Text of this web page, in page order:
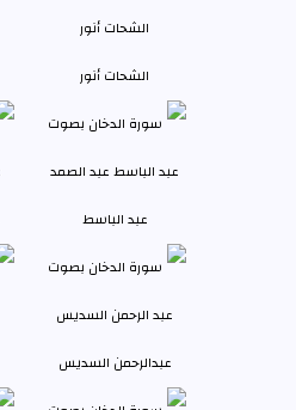
الشحات أنور
عبد الباسط
عبدالرحمن السديس